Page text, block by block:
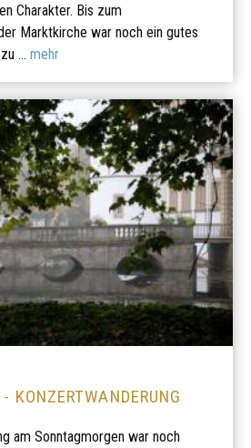
Charakter. Bis zum
Marktkirche war noch ein gutes
... mehr
KONZERTWANDERUNG
am Sonntagmorgen war noch